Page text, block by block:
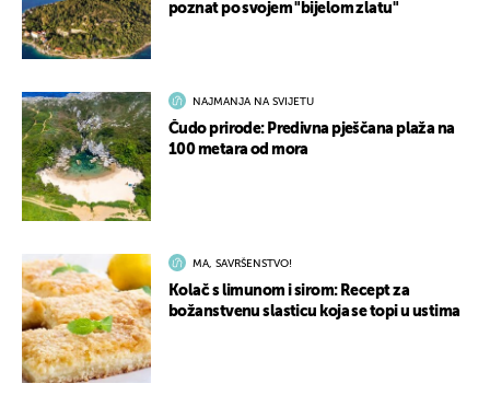
poznat po svojem "bijelom zlatu"
NAJMANJA NA SVIJETU
Čudo prirode: Predivna pješčana plaža na
100 metara od mora
MA, SAVRŠENSTVO!
Kolač s limunom i sirom: Recept za
božanstvenu slasticu koja se topi u ustima